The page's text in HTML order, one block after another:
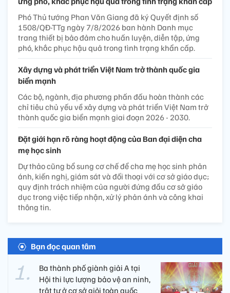
Phó Thủ tướng Phan Văn Giang đã ký Quyết định số
1508/QĐ-TTg ngày 7/8/2026 ban hành Danh mục
trang thiết bị bảo đảm cho huấn luyện, diễn tập, ứng
phó, khắc phục hậu quả trong tình trạng khẩn cấp.
Xây dựng và phát triển Việt Nam trở thành quốc gia
biển mạnh
Các bộ, ngành, địa phương phấn đấu hoàn thành các
chỉ tiêu chủ yếu về xây dựng và phát triển Việt Nam trở
thành quốc gia biển mạnh giai đoạn 2026 - 2030.
Đặt giới hạn rõ ràng hoạt động của Ban đại diện cha
mẹ học sinh
Dự thảo cũng bổ sung cơ chế để cha mẹ học sinh phản
ánh, kiến nghị, giám sát và đối thoại với cơ sở giáo dục;
quy định trách nhiệm của người đứng đầu cơ sở giáo
dục trong việc tiếp nhận, xử lý phản ánh và công khai
thông tin.
Bạn đọc quan tâm
Ba thành phố giành giải A tại
Hội thi lực lượng bảo vệ an ninh,
trật tự ở cơ sở giỏi toàn quốc